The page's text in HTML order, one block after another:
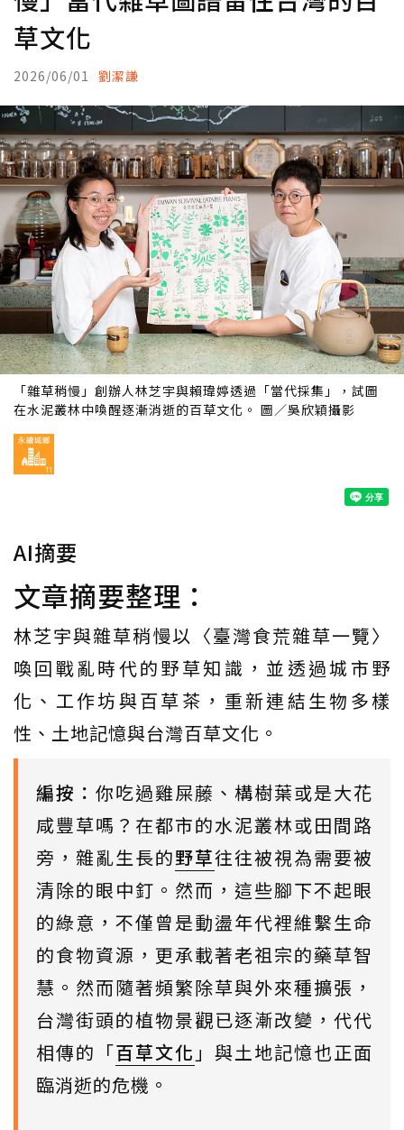
草文化
2026/06/01 劉潔謙
「雜草稍慢」創辦人林芝宇與賴瑋婷透過「當代採集」，試圖
在水泥叢林中喚醒逐漸消逝的百草文化。 圖／吳欣穎攝影
AI摘要
文章摘要整理：
林芝宇與雜草稍慢以〈臺灣食荒雜草一覽〉
喚回戰亂時代的野草知識，並透過城市野
化、工作坊與百草茶，重新連結生物多樣
性、土地記憶與台灣百草文化。
編按： 你吃過雞屎藤、構樹葉或是大花
咸豐草嗎？在都市的水泥叢林或田間路
旁，雜亂生長的野草往往被視為需要被
清除的眼中釘。然而，這些腳下不起眼
的綠意，不僅曾是動盪年代裡維繫生命
的食物資源，更承載著老祖宗的藥草智
慧。然而隨著頻繁除草與外來種擴張，
台灣街頭的植物景觀已逐漸改變，代代
相傳的「百草文化 」與土地記憶也正面
臨消逝的危機。